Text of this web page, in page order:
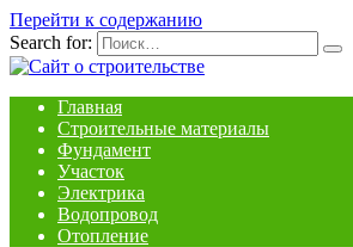
Перейти к содержанию
Search for:
Главная
Строительные материалы
Фундамент
Участок
Электрика
Водопровод
Отопление